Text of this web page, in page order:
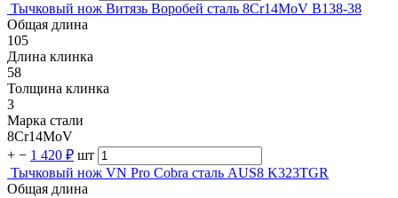
Тычковый нож Витязь Воробей сталь 8Cr14MoV B138-38
Общая длина
105
Длина клинка
58
Толщина клинка
3
Марка стали
8Cr14MoV
+ − 1 420 ₽ шт
Тычковый нож VN Pro Cobra сталь AUS8 K323TGR
Общая длина